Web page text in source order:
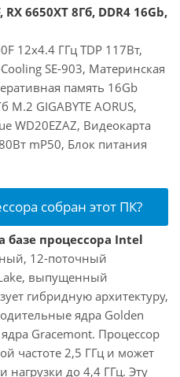
6650XT 8Гб, DDR4 16Gb,
12x4.4 ГГц TDP 117Вт,
SE-903, Материнская
память 16Gb
M.2 GIGABYTE AORUS,
WD20EZAZ, Видеокарта
mP50, Блок питания
собран этот ПК?
базе процессора Intel
12-поточный
выпущенный
гибридную архитектуру,
ядра Golden
Gracemont. Процессор
частоте 2,5 ГГц и может
нагрузки до 4,4 ГГц. Эту